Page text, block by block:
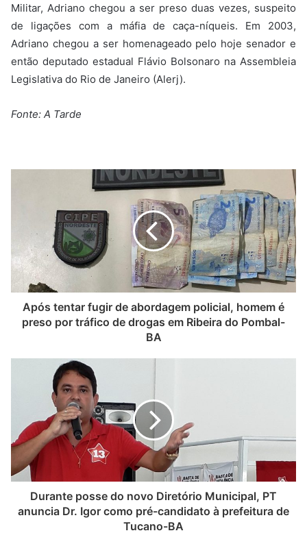
Militar, Adriano chegou a ser preso duas vezes, suspeito
de ligações com a máfia de caça-níqueis. Em 2003,
Adriano chegou a ser homenageado pelo hoje senador e
então deputado estadual Flávio Bolsonaro na Assembleia
Legislativa do Rio de Janeiro (Alerj).
Fonte: A Tarde
Após tentar fugir de abordagem policial, homem é
preso por tráfico de drogas em Ribeira do Pombal-
BA
Durante posse do novo Diretório Municipal, PT
anuncia Dr. Igor como pré-candidato à prefeitura de
Tucano-BA